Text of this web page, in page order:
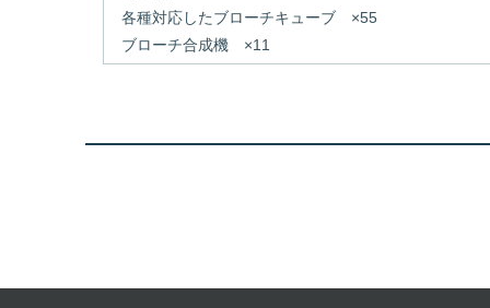
各種対応したブローチキューブ ×55
ブローチ合成機 ×11